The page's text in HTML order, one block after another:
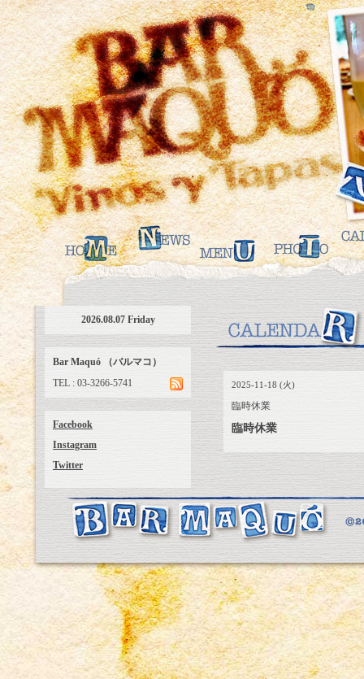
2025-11-18 (火)
臨時休業
臨時休業
2026.08.07 Friday
Bar Maquó （バルマコ）
TEL : 03-3266-5741
Facebook
Instagram
Twitter